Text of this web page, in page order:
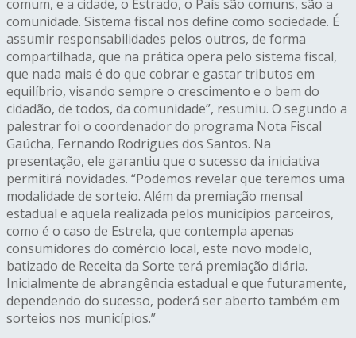
comum, e a cidade, o Estrado, o País são comuns, são a
comunidade. Sistema fiscal nos define como sociedade. É
assumir responsabilidades pelos outros, de forma
compartilhada, que na prática opera pelo sistema fiscal,
que nada mais é do que cobrar e gastar tributos em
equilíbrio, visando sempre o crescimento e o bem do
cidadão, de todos, da comunidade”, resumiu. O segundo a
palestrar foi o coordenador do programa Nota Fiscal
Gaúcha, Fernando Rodrigues dos Santos. Na
presentação, ele garantiu que o sucesso da iniciativa
permitirá novidades. “Podemos revelar que teremos uma
modalidade de sorteio. Além da premiação mensal
estadual e aquela realizada pelos municípios parceiros,
como é o caso de Estrela, que contempla apenas
consumidores do comércio local, este novo modelo,
batizado de Receita da Sorte terá premiação diária.
Inicialmente de abrangência estadual e que futuramente,
dependendo do sucesso, poderá ser aberto também em
sorteios nos municípios.”